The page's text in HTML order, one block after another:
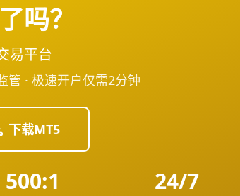
吗？
易平台
管 · 极速开户仅需2分钟
下载MT5
500:1 24/7